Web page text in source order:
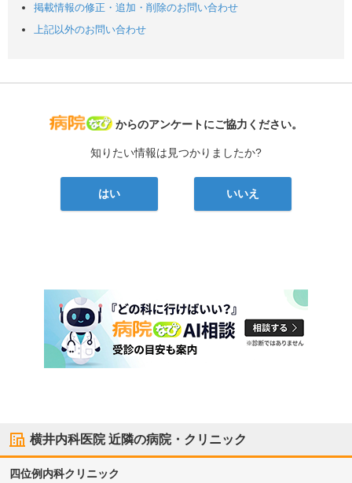
掲載情報の修正・追加・削除のお問い合わせ
上記以外のお問い合わせ
病院なび
からのアンケートにご協力ください。
知りたい情報は見つかりましたか?
はい いいえ
横井内科医院近隣の病院・クリニック
四位例内科クリニック